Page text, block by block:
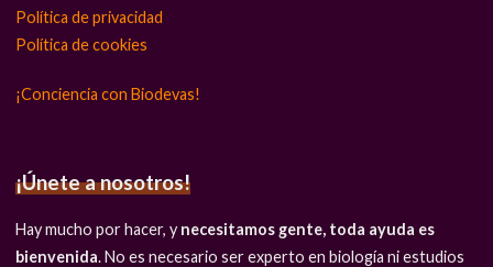
Política de privacidad
Política de cookies
¡Conciencia con Biodevas!
¡Únete a nosotros!
Hay mucho por hacer, y necesitamos gente, toda ayuda es
bienvenida. No es necesario ser experto en biología ni estudios